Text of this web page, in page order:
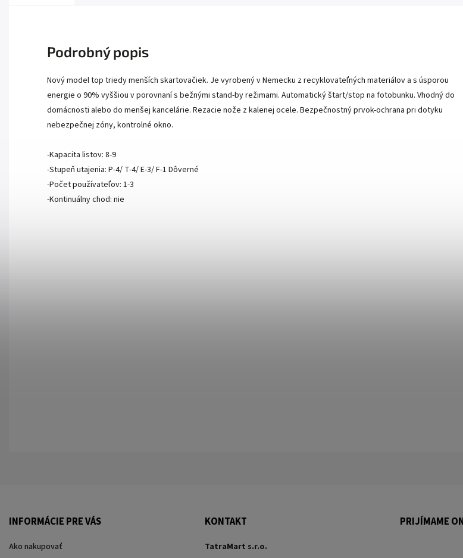
Podrobný popis
Nový model top triedy menších skartovačiek. Je vyrobený v Nemecku z recyklovateľných materiálov a s úsporou
energie o 90% vyššiou v porovnaní s bežnými stand-by režimami. Automatický štart/stop na fotobunku. Vhodný do
domácnosti alebo do menšej kancelárie. Rezacie nože z kalenej ocele. Bezpečnostný prvok-ochrana pri dotyku
nebezpečnej zóny, kontrolné okno.
-Kapacita listov: 8-9
-Stupeň utajenia: P-4/ T-4/ E-3/ F-1 Dôverné
-Počet používateľov: 1-3
-Kontinuálny chod: nie
INFORMÁCIE PRE VÁS
Ako nakupovať
KONTAKT
TatraMart s.r.o.
PRIJÍMAME